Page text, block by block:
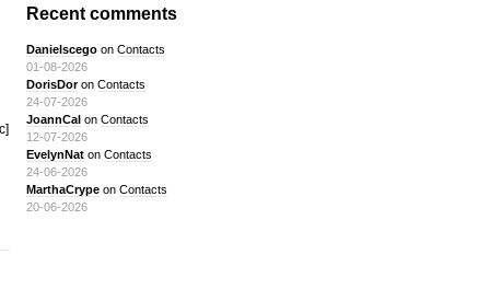
Recent comments
Danielscegoon Contacts
01-08-2026
DorisDoron Contacts
24-07-2026
JoannCalon Contacts
12-07-2026
EvelynNaton Contacts
24-06-2026
MarthaCrypeon Contacts
20-06-2026